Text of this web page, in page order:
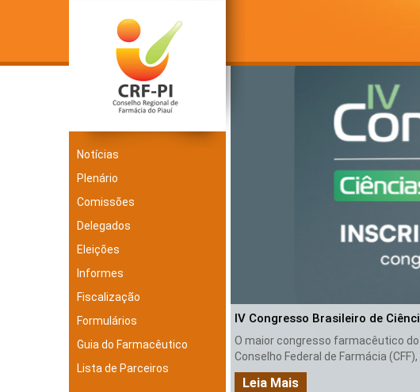
Notícias
Plenário
Comissões
Delegados
Eleições
Informes
Fiscalização
Formulários
Guia do Farmacêutico
Lista de Parceiros
IV Congresso Brasileiro de
O maior congresso farmacêutico do
Conselho Federal de Farmácia
Leia Mais